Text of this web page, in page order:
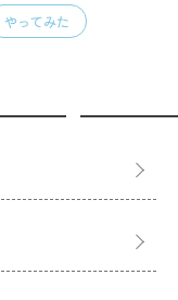
やってみた